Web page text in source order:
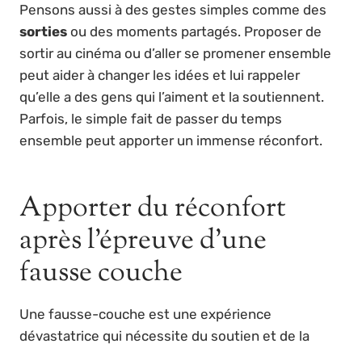
Pensons aussi à des gestes simples comme des
sorties ou des moments partagés. Proposer de
sortir au cinéma ou d’aller se promener ensemble
peut aider à changer les idées et lui rappeler
qu’elle a des gens qui l’aiment et la soutiennent.
Parfois, le simple fait de passer du temps
ensemble peut apporter un immense réconfort.
Apporter du réconfort
après l’épreuve d’une
fausse couche
Une fausse-couche est une expérience
dévastatrice qui nécessite du soutien et de la